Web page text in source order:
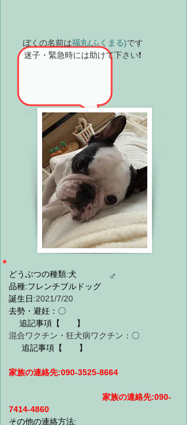
ぼくの名前は福丸(ふくまる)です
迷子・緊急時には助けて下さい❗️
どうぶつの種類:犬
品種:フレンチブルドッグ
誕生日:2021/7/20
去勢・避妊： 〇
追記事項 【　　】
混合ワクチン・狂犬病ワクチン： 〇
追記事項【　　】
家族の連絡先:090-3525-8664
家族の連絡先:090-
7414-4860
その他の連絡方法:
♂